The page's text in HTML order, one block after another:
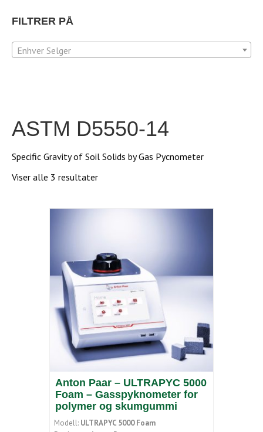
ASTM D5550-14
Specific Gravity of Soil Solids by Gas Pycnometer
Viser alle 3 resultater
Anton Paar – ULTRAPYC 5000
Foam – Gasspyknometer for
polymer og skumgummi
Modell: ULTRAPYC 5000 Foam
FILTRER PÅ
Enhver Selger